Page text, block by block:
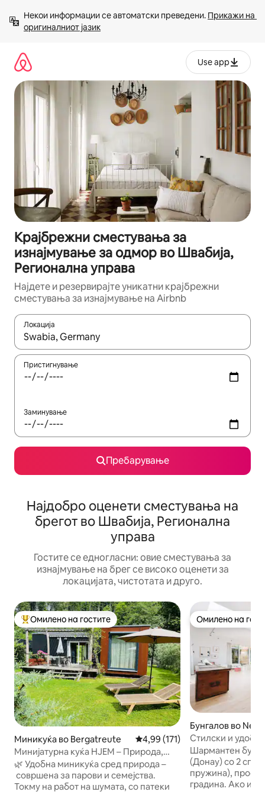
содржина
Некои информации се автоматски преведени. Прикажи на
оригиналниот јазик
Use app
Крајбрежни сместувања за
изнајмување за одмор во Швабија,
Регионална управа
Најдете и резервирајте уникатни крајбрежни
сместувања за изнајмување на Airbnb
Локација
Кога резултатите се достапни, движете се со копчињата
Пристигнување
Заминување
Пребарување
Најдобро оценети сместувања на
брегот во Швабија, Регионална
управа
Гостите се едногласни: овие сместувања за
изнајмување на брег се високо оценети за
локацијата, чистотата и друго.
Меѓу најуспешните „Омилени на гостите“
Омилено на гостите
Миникуќа во Bergatreute Просечна оцена: 4,99 од 5,
4,99 (171)
Минијатурна куќа HJEM – Природа,
мир и ѕвездено небо
🌿 Удобна миникуќа сред природа –
совршена за парови и семејства.
Токму на работ на шумата, со патеки
Омилено на
Омилено на
Бунгалов во
Стилски и
површина од 120
градина CasaCarl
Шармантен
(Донау) со 2
пружина),
градина. Ако имате прашања,